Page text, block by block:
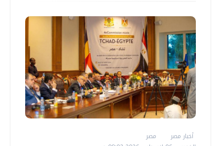
أخبار مصر
مصر